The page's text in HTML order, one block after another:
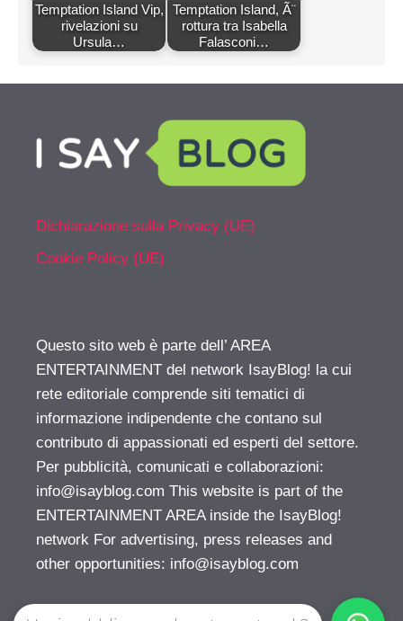
Temptation Island Vip,
rivelazioni su
Ursula…
Temptation Island, Ã¨
rottura tra Isabella
Falasconi…
Dichiarazione sulla Privacy (UE)
Cookie Policy (UE)
Questo sito web è parte dell’ AREA
ENTERTAINMENT del network IsayBlog! la cui
rete editoriale comprende siti tematici di
informazione indipendente che contano sul
contributo di appassionati ed esperti del settore.
Per pubblicità, comunicati e collaborazioni:
info@isayblog.com This website is part of the
ENTERTAINMENT AREA inside the IsayBlog!
network For advertising, press releases and
other opportunities: info@isayblog.com